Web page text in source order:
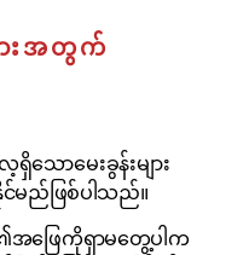
ားအတွက်
ောမေးခွန်းများ
မည်ဖြစ်ပါသည်။
ဖြေကိုရှာမတွေ့ပါက